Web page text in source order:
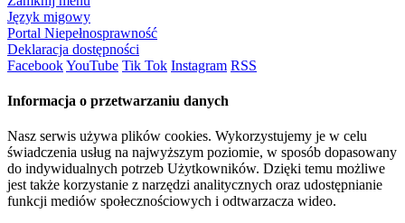
Język migowy
Portal Niepełnosprawność
Deklaracja dostępności
FacebookYouTube Tik Tok Instagram RSS
Informacja o przetwarzaniu danych
Nasz serwis używa plików cookies. Wykorzystujemy je w celu
świadczenia usług na najwyższym poziomie, w sposób dopasowany
do indywidualnych potrzeb Użytkowników. Dzięki temu możliwe
jest także korzystanie z narzędzi analitycznych oraz udostępnianie
funkcji mediów społecznościowych i odtwarzacza wideo.